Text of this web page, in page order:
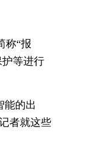
称“报
等进行
能的出
者就这些